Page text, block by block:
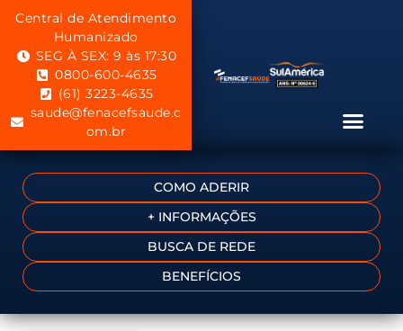
Central de Atendimento
Humanizado
SEG À SEX: 9 às 17:30
0800-600-4635
(61) 3223-4635
saude@fenacefsaude.c
om.br
COMO ADERIR
+ INFORMAÇÕES
BUSCA DE REDE
BENEFÍCIOS